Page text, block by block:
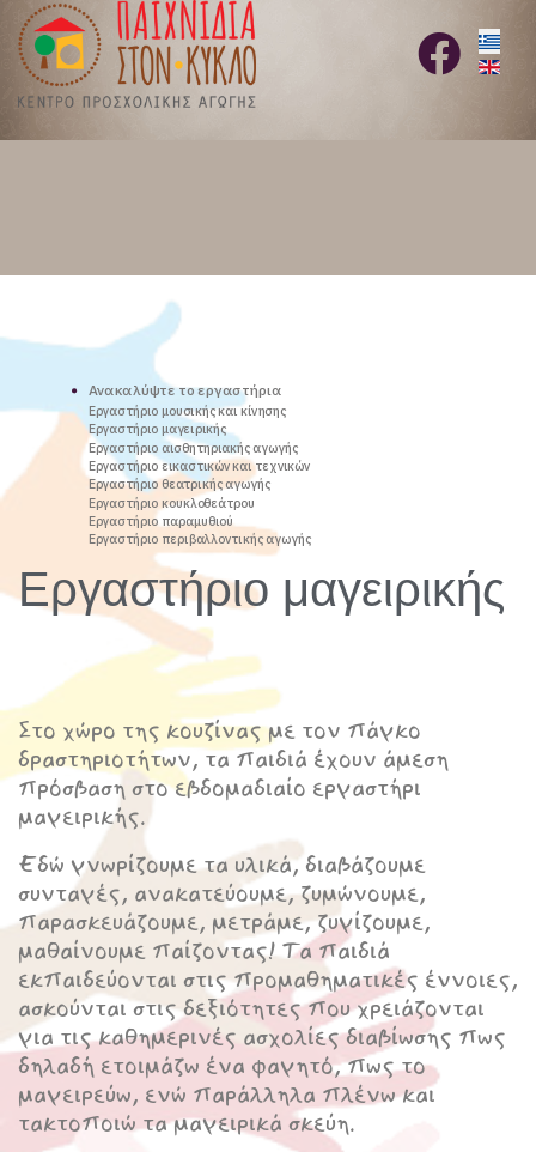
fab
fa-
Ανακαλύψτε το εργαστήρια
Εργαστήριο μουσικής και κίνησης
Εργαστήριο μαγειρικής
Εργαστήριο αισθητηριακής αγωγής
Εργαστήριο εικαστικών και τεχνικών
Εργαστήριο θεατρικής αγωγής
Εργαστήριο κουκλοθεάτρου
Εργαστήριο παραμυθιού
Εργαστήριο περιβαλλοντικής αγωγής
Εργαστήριο μαγειρικής
Στο χώρο της κουζίνας με τον πάγκο
δραστηριοτήτων, τα παιδιά έχουν άμεση
πρόσβαση στο εβδομαδιαίο εργαστήρι
μαγειρικής.
Εδώ γνωρίζουμε τα υλικά, διαβάζουμε
συνταγές, ανακατεύουμε, ζυμώνουμε,
παρασκευάζουμε, μετράμε, ζυγίζουμε,
μαθαίνουμε παίζοντας! Τα παιδιά
εκπαιδεύονται στις προμαθηματικές έννοιες,
ασκούνται στις δεξιότητες που χρειάζονται
για τις καθημερινές ασχολίες διαβίωσης πως
δηλαδή ετοιμάζω ένα φαγητό, πως το
μαγειρεύω, ενώ παράλληλα πλένω και
τακτοποιώ τα μαγειρικά σκεύη.